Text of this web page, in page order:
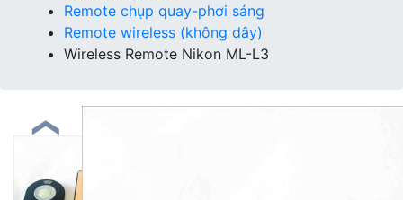
Remote chụp quay-phơi sáng
Remote wireless (không dây)
Wireless Remote Nikon ML-L3
❮